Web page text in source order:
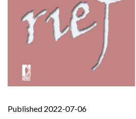
Published 2022-07-06